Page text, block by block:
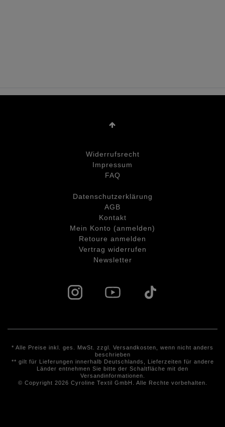
Widerrufs­recht
Impressum
FAQ
Daten­schutz­erklärung
AGB
Kontakt
Mein Konto (anmelden)
Retoure anmelden
Vertrag widerrufen
Newsletter
* Alle Preise inkl. ges. MwSt. zzgl. Versandkosten , wenn nicht anders
beschrieben
** gilt für Lieferungen innerhalb Deutschlands, Lieferzeiten für andere
Länder entnehmen Sie bitte der Schaltfläche mit den
Versandinformationen.
© Copyright 2026 Cyroline Textil GmbH. Alle Rechte vorbehalten.